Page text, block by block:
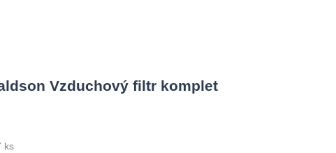
Vzduchový filtr komplet
ks